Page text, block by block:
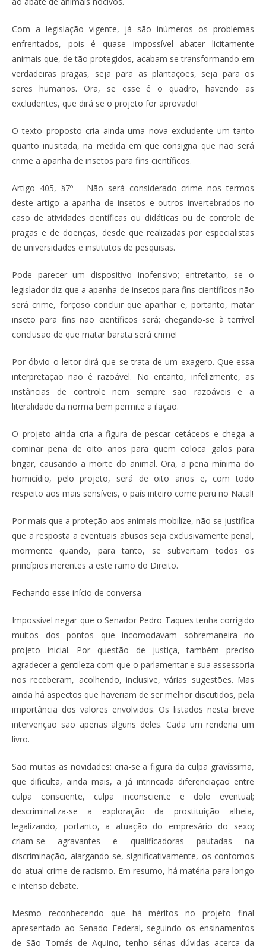
Com a legislação vigente, já são inúmeros os problemas
enfrentados, pois é quase impossível abater licitamente
animais que, de tão protegidos, acabam se transformando em
verdadeiras pragas, seja para as plantações, seja para os
seres humanos. Ora, se esse é o quadro, havendo as
excludentes, que dirá se o projeto for aprovado!
O texto proposto cria ainda uma nova excludente um tanto
quanto inusitada, na medida em que consigna que não será
crime a apanha de insetos para fins científicos.
Artigo 405, §7º – Não será considerado crime nos termos
deste artigo a apanha de insetos e outros invertebrados no
caso de atividades científicas ou didáticas ou de controle de
pragas e de doenças, desde que realizadas por especialistas
de universidades e institutos de pesquisas.
Pode parecer um dispositivo inofensivo; entretanto, se o
legislador diz que a apanha de insetos para fins científicos não
será crime, forçoso concluir que apanhar e, portanto, matar
inseto para fins não científicos será; chegando-se à terrível
conclusão de que matar barata será crime!
Por óbvio o leitor dirá que se trata de um exagero. Que essa
interpretação não é razoável. No entanto, infelizmente, as
instâncias de controle nem sempre são razoáveis e a
literalidade da norma bem permite a ilação.
O projeto ainda cria a figura de pescar cetáceos e chega a
cominar pena de oito anos para quem coloca galos para
brigar, causando a morte do animal. Ora, a pena mínima do
homicídio, pelo projeto, será de oito anos e, com todo
respeito aos mais sensíveis, o país inteiro come peru no Natal!
Por mais que a proteção aos animais mobilize, não se justifica
que a resposta a eventuais abusos seja exclusivamente penal,
mormente quando, para tanto, se subvertam todos os
princípios inerentes a este ramo do Direito.
Fechando esse início de conversa
Impossível negar que o Senador Pedro Taques tenha corrigido
muitos dos pontos que incomodavam sobremaneira no
projeto inicial. Por questão de justiça, também preciso
agradecer a gentileza com que o parlamentar e sua assessoria
nos receberam, acolhendo, inclusive, várias sugestões. Mas
ainda há aspectos que haveriam de ser melhor discutidos, pela
importância dos valores envolvidos. Os listados nesta breve
intervenção são apenas alguns deles. Cada um renderia um
livro.
São muitas as novidades: cria-se a figura da culpa gravíssima,
que dificulta, ainda mais, a já intrincada diferenciação entre
culpa consciente, culpa inconsciente e dolo eventual;
descriminaliza-se a exploração da prostituição alheia,
legalizando, portanto, a atuação do empresário do sexo;
criam-se agravantes e qualificadoras pautadas na
discriminação, alargando-se, significativamente, os contornos
do atual crime de racismo. Em resumo, há matéria para longo
e intenso debate.
Mesmo reconhecendo que há méritos no projeto final
apresentado ao Senado Federal, seguindo os ensinamentos
de São Tomás de Aquino, tenho sérias dúvidas acerca da